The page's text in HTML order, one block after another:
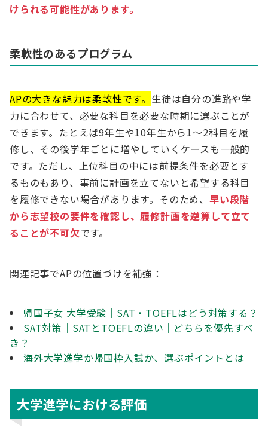
けられる可能性があります。
柔軟性のあるプログラム
APの大きな魅力は柔軟性です。 生徒は自分の進路や学
力に合わせて、必要な科目を必要な時期に選ぶことが
できます。たとえば9年生や10年生から1〜2科目を履
修し、その後学年ごとに増やしていくケースも一般的
です。ただし、上位科目の中には前提条件を必要とす
るものもあり、事前に計画を立てないと希望する科目
を履修できない場合があります。そのため、 早い段階
から志望校の要件を確認し、履修計画を逆算して立て
ることが不可欠です。
関連記事でAPの位置づけを補強：
帰国子女 大学受験｜SAT・TOEFLはどう対策する？
SAT対策｜SATとTOEFLの違い｜どちらを優先すべ
き？
海外大学進学か帰国枠入試か、選ぶポイントとは
大学進学における評価